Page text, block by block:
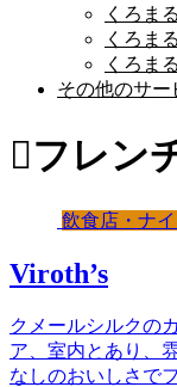
くろま
くろま
くろま
その他のサー
フレン
飲食店・ナ
Viroth’s
クメールシルクの
ア、室内とあり、
なしのおいしさで